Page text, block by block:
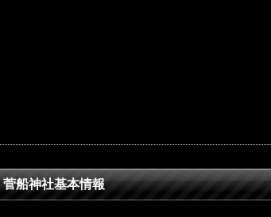
菅船神社基本情報